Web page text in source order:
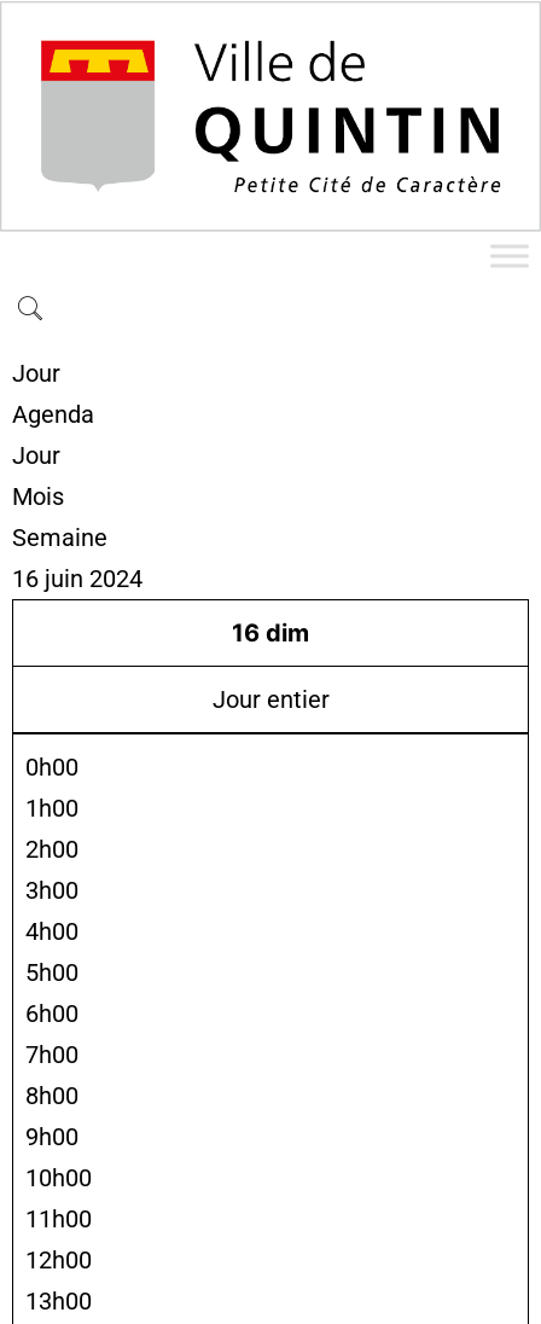
Jour
Agenda
Jour
Mois
Semaine
16 juin 2024
16 dim
Jour entier
0h00
1h00
2h00
3h00
4h00
5h00
6h00
7h00
8h00
9h00
10h00
11h00
12h00
13h00